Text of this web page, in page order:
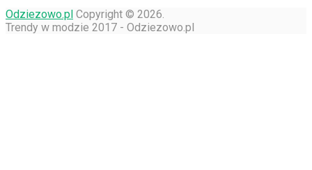
Odziezowo.pl Copyright © 2026.
Trendy w modzie 2017 - Odziezowo.pl